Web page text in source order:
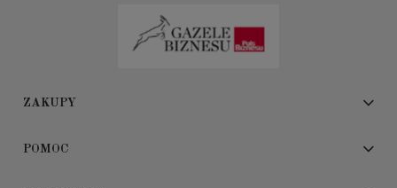
ZAKUPY
POMOC